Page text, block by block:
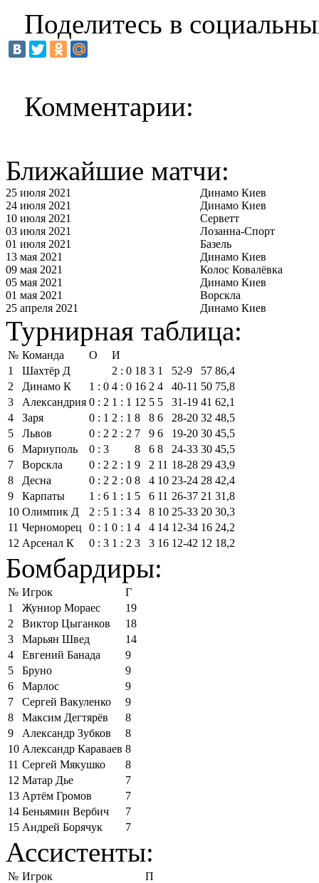
Поделитесь в
Комментарии:
Ближайшие матчи:
25 июля 2021
Динамо Киев
24 июля 2021
Динамо Киев
10 июля 2021
Серветт
03 июля 2021
Лозанна-Спорт
01 июля 2021
Базель
13 мая 2021
Динамо Киев
09 мая 2021
Колос Ковалёвка
05 мая 2021
Динамо Киев
01 мая 2021
Ворскла
25 апреля 2021
Динамо Киев
Турнирная таблица:
№ Команда О
И
1
Шахтёр Д 2 : 0 18 3 1 52‑9 57 86,4
2
Динамо К 1 : 0 4 : 0 16 2 4 40‑11 50 75,8
3
Александрия 0 : 2 1 : 1 12 5 5 31‑19 41 62,1
4
Заря 0 : 1 2 : 1 8 8 6 28‑20 32 48,5
5
Львов 0 : 2 2 : 2 7 9 6 19‑20 30 45,5
6
Мариуполь 0 : 3 8 6 8 24‑33 30 45,5
7
Ворскла 0 : 2 2 : 1 9 2 11 18‑28 29 43,9
8
Десна 0 : 2 2 : 0 8 4 10 23‑24 28 42,4
9
Карпаты 1 : 6 1 : 1 5 6 11 26‑37 21 31,8
10 Олимпик Д 2 : 5 1 : 3 4 8 10 25‑33 20 30,3
11 Черноморец 0 : 1 0 : 1 4 4 14 12‑34 16 24,2
12 Арсенал К 0 : 3 1 : 2 3 3 16 12‑42 12 18,2
Бомбардиры:
№ Игрок
Г
1
Жуниор Мораес
19
2
Виктор Цыганков
18
3
Марьян Швед
14
4
Евгений Банада
9
5
Бруно
9
6
Марлос
9
7
Сергей Вакуленко
9
8
Максим Дегтярёв
8
9
Александр Зубков
8
10 Александр Караваев 8
11 Сергей Мякушко
8
12 Матар Дье
7
13 Артём Громов
7
14 Беньямин Вербич
7
15 Андрей Борячук 7
Ассистенты:
№ Игрок
П